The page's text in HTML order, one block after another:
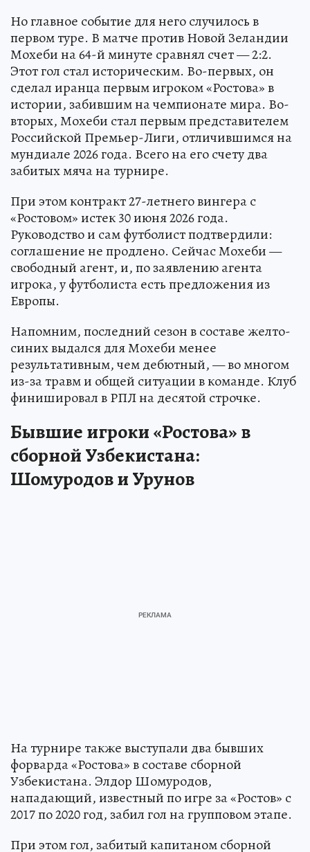
Но главное событие для него случилось в
первом туре. В матче против Новой Зеландии
Мохеби на 64-й минуте сравнял счет — 2:2.
Этот гол стал историческим. Во-первых, он
сделал иранца первым игроком «Ростова» в
истории, забившим на чемпионате мира. Во-
вторых, Мохеби стал первым представителем
Российской Премьер-Лиги, отличившимся на
мундиале 2026 года. Всего на его счету два
забитых мяча на турнире.
При этом контракт 27-летнего вингера с
«Ростовом» истек 30 июня 2026 года.
Руководство и сам футболист подтвердили:
соглашение не продлено. Сейчас Мохеби —
свободный агент, и, по заявлению агента
игрока, у футболиста есть предложения из
Европы.
Напомним, последний сезон в составе желто-
синих выдался для Мохеби менее
результативным, чем дебютный, — во многом
из-за травм и общей ситуации в команде. Клуб
финишировал в РПЛ на десятой строчке.
Бывшие игроки «Ростова» в
сборной Узбекистана:
Шомуродов и Урунов
На турнире также выступали два бывших
форварда «Ростова» в составе сборной
Узбекистана. Элдор Шомуродов,
нападающий, известный по игре за «Ростов» с
2017 по 2020 год, забил гол на групповом этапе.
При этом гол, забитый капитаном сборной